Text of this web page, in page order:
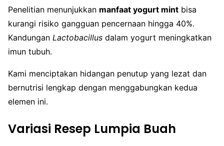
Penelitian menunjukkan manfaat yogurt mint bisa
kurangi risiko gangguan pencernaan hingga 40%.
Kandungan Lactobacillus dalam yogurt meningkatkan
imun tubuh.
Kami menciptakan hidangan penutup yang lezat dan
bernutrisi lengkap dengan menggabungkan kedua
elemen ini.
Variasi Resep Lumpia Buah